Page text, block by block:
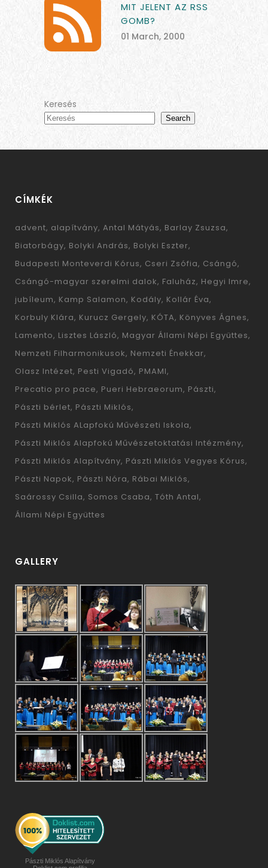
MIT JELENT AZ RSS
GOMB?
01 March, 2000
Keresés
Search
CÍMKÉK
advent alapítvány Antal Mátyás Barlay Zsuzsa
Biatorbágy Bolyki András Bolyki Eszter
Budapesti Monteverdi Kórus Cseri Zsófia Csángó
Csángó-magyar szerelmi dalok Faluház Hegyi Imre
jubíleum Kamp Salamon Kodály Kollár Éva
Korbuly Klára Kurucz Gergely KÓTA Könyves Ágnes
Lamento Lisztes László Magyar Állami Népi Együttes
Nemzeti Filharmonikusok Nemzeti Énekkar
Olasz Intézet Pesti Vigadó PMAMI
Precatio pro pace Pueri Hebraeorum Pászti
Pászti bérlet Pászti Miklós
Pászti Miklós ALapfokú Művészeti Iskola
Pászti Miklós Alapfokú Művészetoktatási Intézmény
Pászti Miklós Alapítvány Pászti Miklós Vegyes Kórus
Pászti Napok Pászti Nóra Rábai Miklós
Saárossy Csilla Somos Csaba Tóth Antal
Állami Népi Együttes
GALLERY
Pászti Miklós Alapítvány